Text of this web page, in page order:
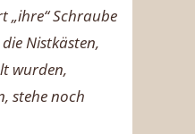
„ihre“ Schraube
Nistkästen,
wurden,
stehe noch